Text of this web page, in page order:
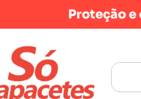
Proteção